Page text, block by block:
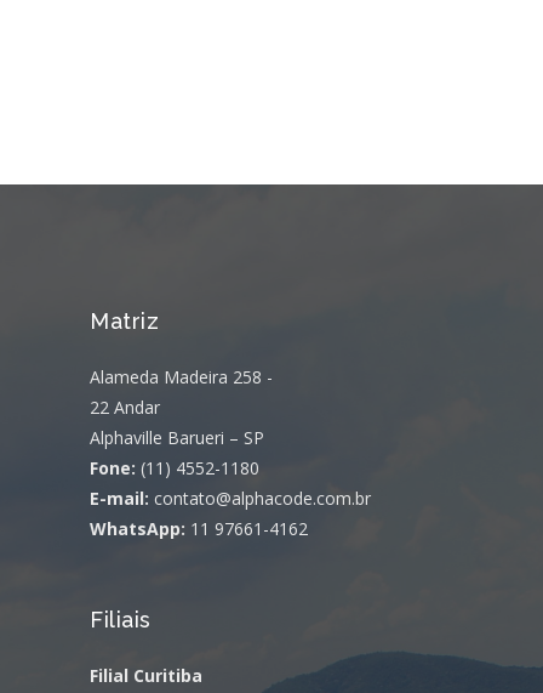
Matriz
Alameda Madeira 258 -
22 Andar
Alphaville Barueri – SP
Fone: (11) 4552-1180
E-mail: contato@alphacode.com.br
WhatsApp: 11 97661-4162
Filiais
Filial Curitiba